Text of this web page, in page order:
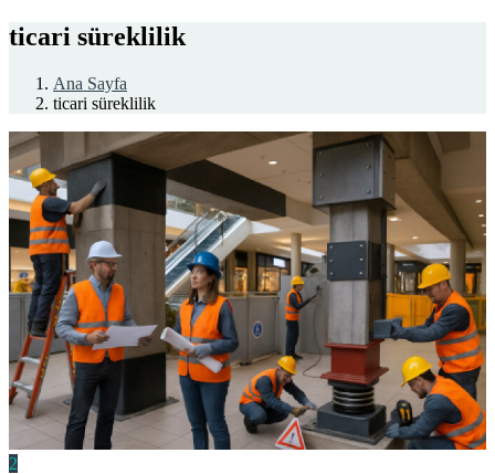
ticari süreklilik
Ana Sayfa
ticari süreklilik
2